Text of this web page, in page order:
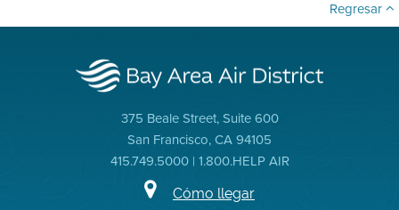
Regresar
375 Beale Street, Suite 600
San Francisco, CA 94105
415.749.5000 | 1.800.HELP AIR
Cómo llegar